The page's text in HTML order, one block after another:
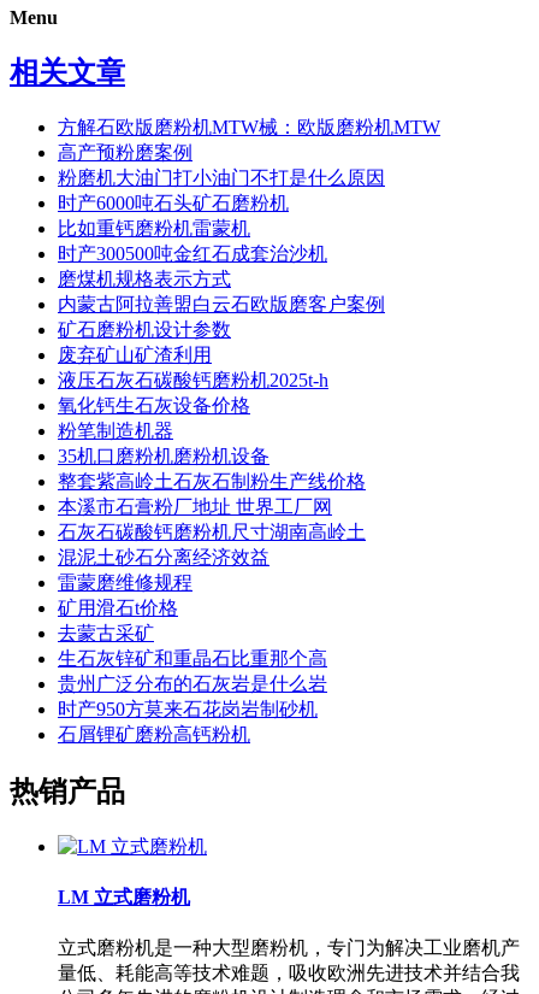
Menu
相关文章
方解石欧版磨粉机MTW械：欧版磨粉机MTW
高产预粉磨案例
粉磨机大油门打小油门不打是什么原因
时产6000吨石头矿石磨粉机
比如重钙磨粉机雷蒙机
时产300500吨金红石成套治沙机
磨煤机规格表示方式
内蒙古阿拉善盟白云石欧版磨客户案例
矿石磨粉机设计参数
废弃矿山矿渣利用
液压石灰石碳酸钙磨粉机2025t-h
氧化钙生石灰设备价格
粉笔制造机器
35机口磨粉机磨粉机设备
整套紫高岭土石灰石制粉生产线价格
本溪市石膏粉厂地址 世界工厂网
石灰石碳酸钙磨粉机尺寸湖南高岭土
混泥土砂石分离经济效益
雷蒙磨维修规程
矿用滑石t价格
去蒙古采矿
生石灰锌矿和重晶石比重那个高
贵州广泛分布的石灰岩是什么岩
时产950方莫来石花岗岩制砂机
石屑锂矿磨粉高钙粉机
热销产品
LM 立式磨粉机
立式磨粉机是一种大型磨粉机，专门为解决工业磨机产
量低、耗能高等技术难题，吸收欧洲先进技术并结合我